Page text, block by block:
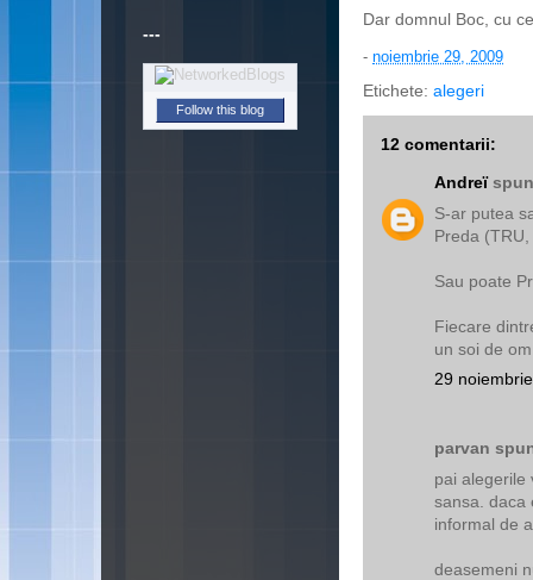
Dar domnul Boc, cu
- noiembrie 29, 2009
Etichete: alegeri
12 comentarii:
Andreï
S-ar putea
Preda
Sau poate
Fiecare
un soi de
29
parvan
pai alegerile
sansa. daca
informal de
deasemeni
Follow this blog